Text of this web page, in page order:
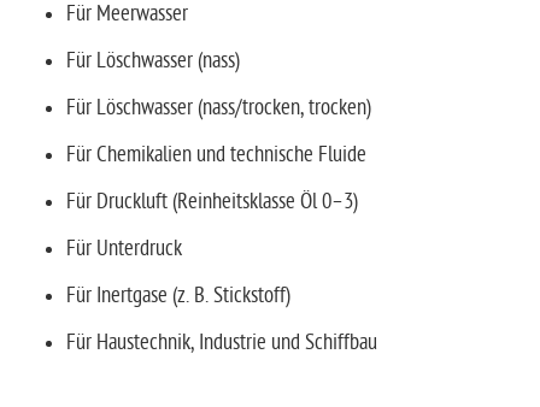
Für Meerwasser
Für Löschwasser (nass)
Für Löschwasser (nass/trocken, trocken)
Für Chemikalien und technische Fluide
Für Druckluft (Reinheitsklasse Öl 0–3)
Für Unterdruck
Für Inertgase (z. B. Stickstoff)
Für Haustechnik, Industrie und Schiffbau